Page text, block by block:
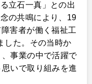
立石一真」との出
の共鳴により、19
害者が働く福祉工
した。その当時か
事業の中で活躍で
いで取り組みを進